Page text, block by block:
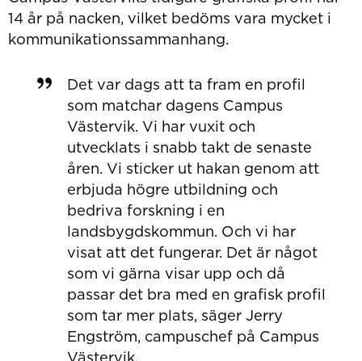
14 år på nacken, vilket bedöms vara mycket i
kommunikationssammanhang.
Det var dags att ta fram en profil
som matchar dagens Campus
Västervik. Vi har vuxit och
utvecklats i snabb takt de senaste
åren. Vi sticker ut hakan genom att
erbjuda högre utbildning och
bedriva forskning i en
landsbygdskommun. Och vi har
visat att det fungerar. Det är något
som vi gärna visar upp och då
passar det bra med en grafisk profil
som tar mer plats, säger Jerry
Engström, campuschef på Campus
Västervik.